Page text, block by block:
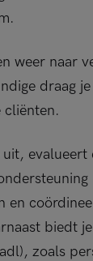
weer naar
draag
cliënten.
evalueert
en
biedt
zoals